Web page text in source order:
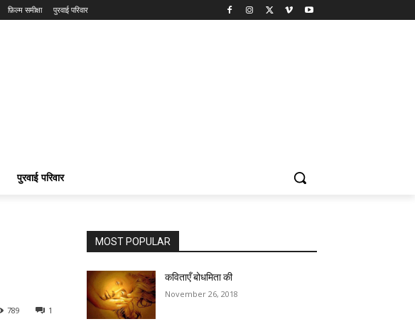
फ़िल्म समीक्षा पुरवाई परिवार
पुरवाई परिवार
1
789
MOST POPULAR
कविताएँ बोधमिता की
November 26, 2018